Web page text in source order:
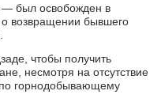
— был освобожден в
о возвращении бывшего
чтобы получить
несмотря на отсутствие
горнодобывающему